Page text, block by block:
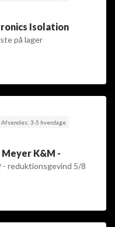
Isolation
på lager
Afsendes: 3-5 hverdage
Meyer K&M -
- reduktionsgevind 5/8